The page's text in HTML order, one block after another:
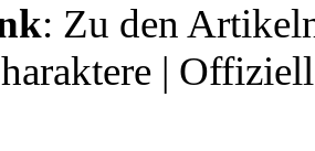
: Zu den
|